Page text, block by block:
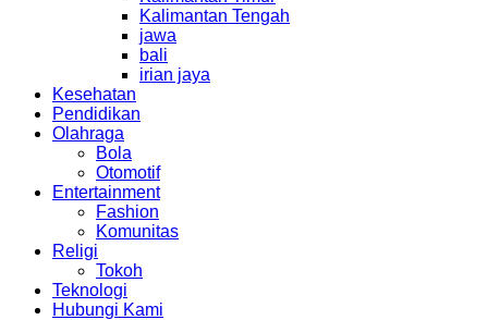
Kalimantan Tengah
jawa
bali
irian jaya
Kesehatan
Pendidikan
Olahraga
Bola
Otomotif
Entertainment
Fashion
Komunitas
Religi
Tokoh
Teknologi
Hubungi Kami